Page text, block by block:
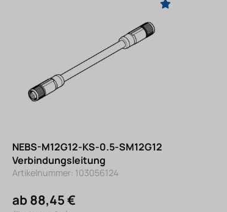
NEBS-M12G12-KS-0.5-SM12G12
Verbindungsleitung
Artikelnummer: 103056124
ab 88,45 €